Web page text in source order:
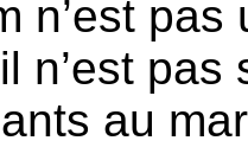
n’est
n’est pas
au